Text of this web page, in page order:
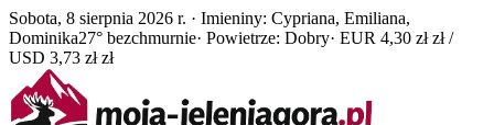
Sobota, 8 sierpnia 2026 r. · Imieniny: Cypriana, Emiliana,
Dominika27° bezchmurnie· Powietrze: Dobry· EUR 4,30 zł zł /
USD 3,73 zł zł